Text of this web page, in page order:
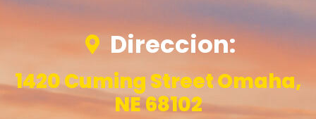
Direccion:
1420 Cuming Street Omaha,
NE 68102